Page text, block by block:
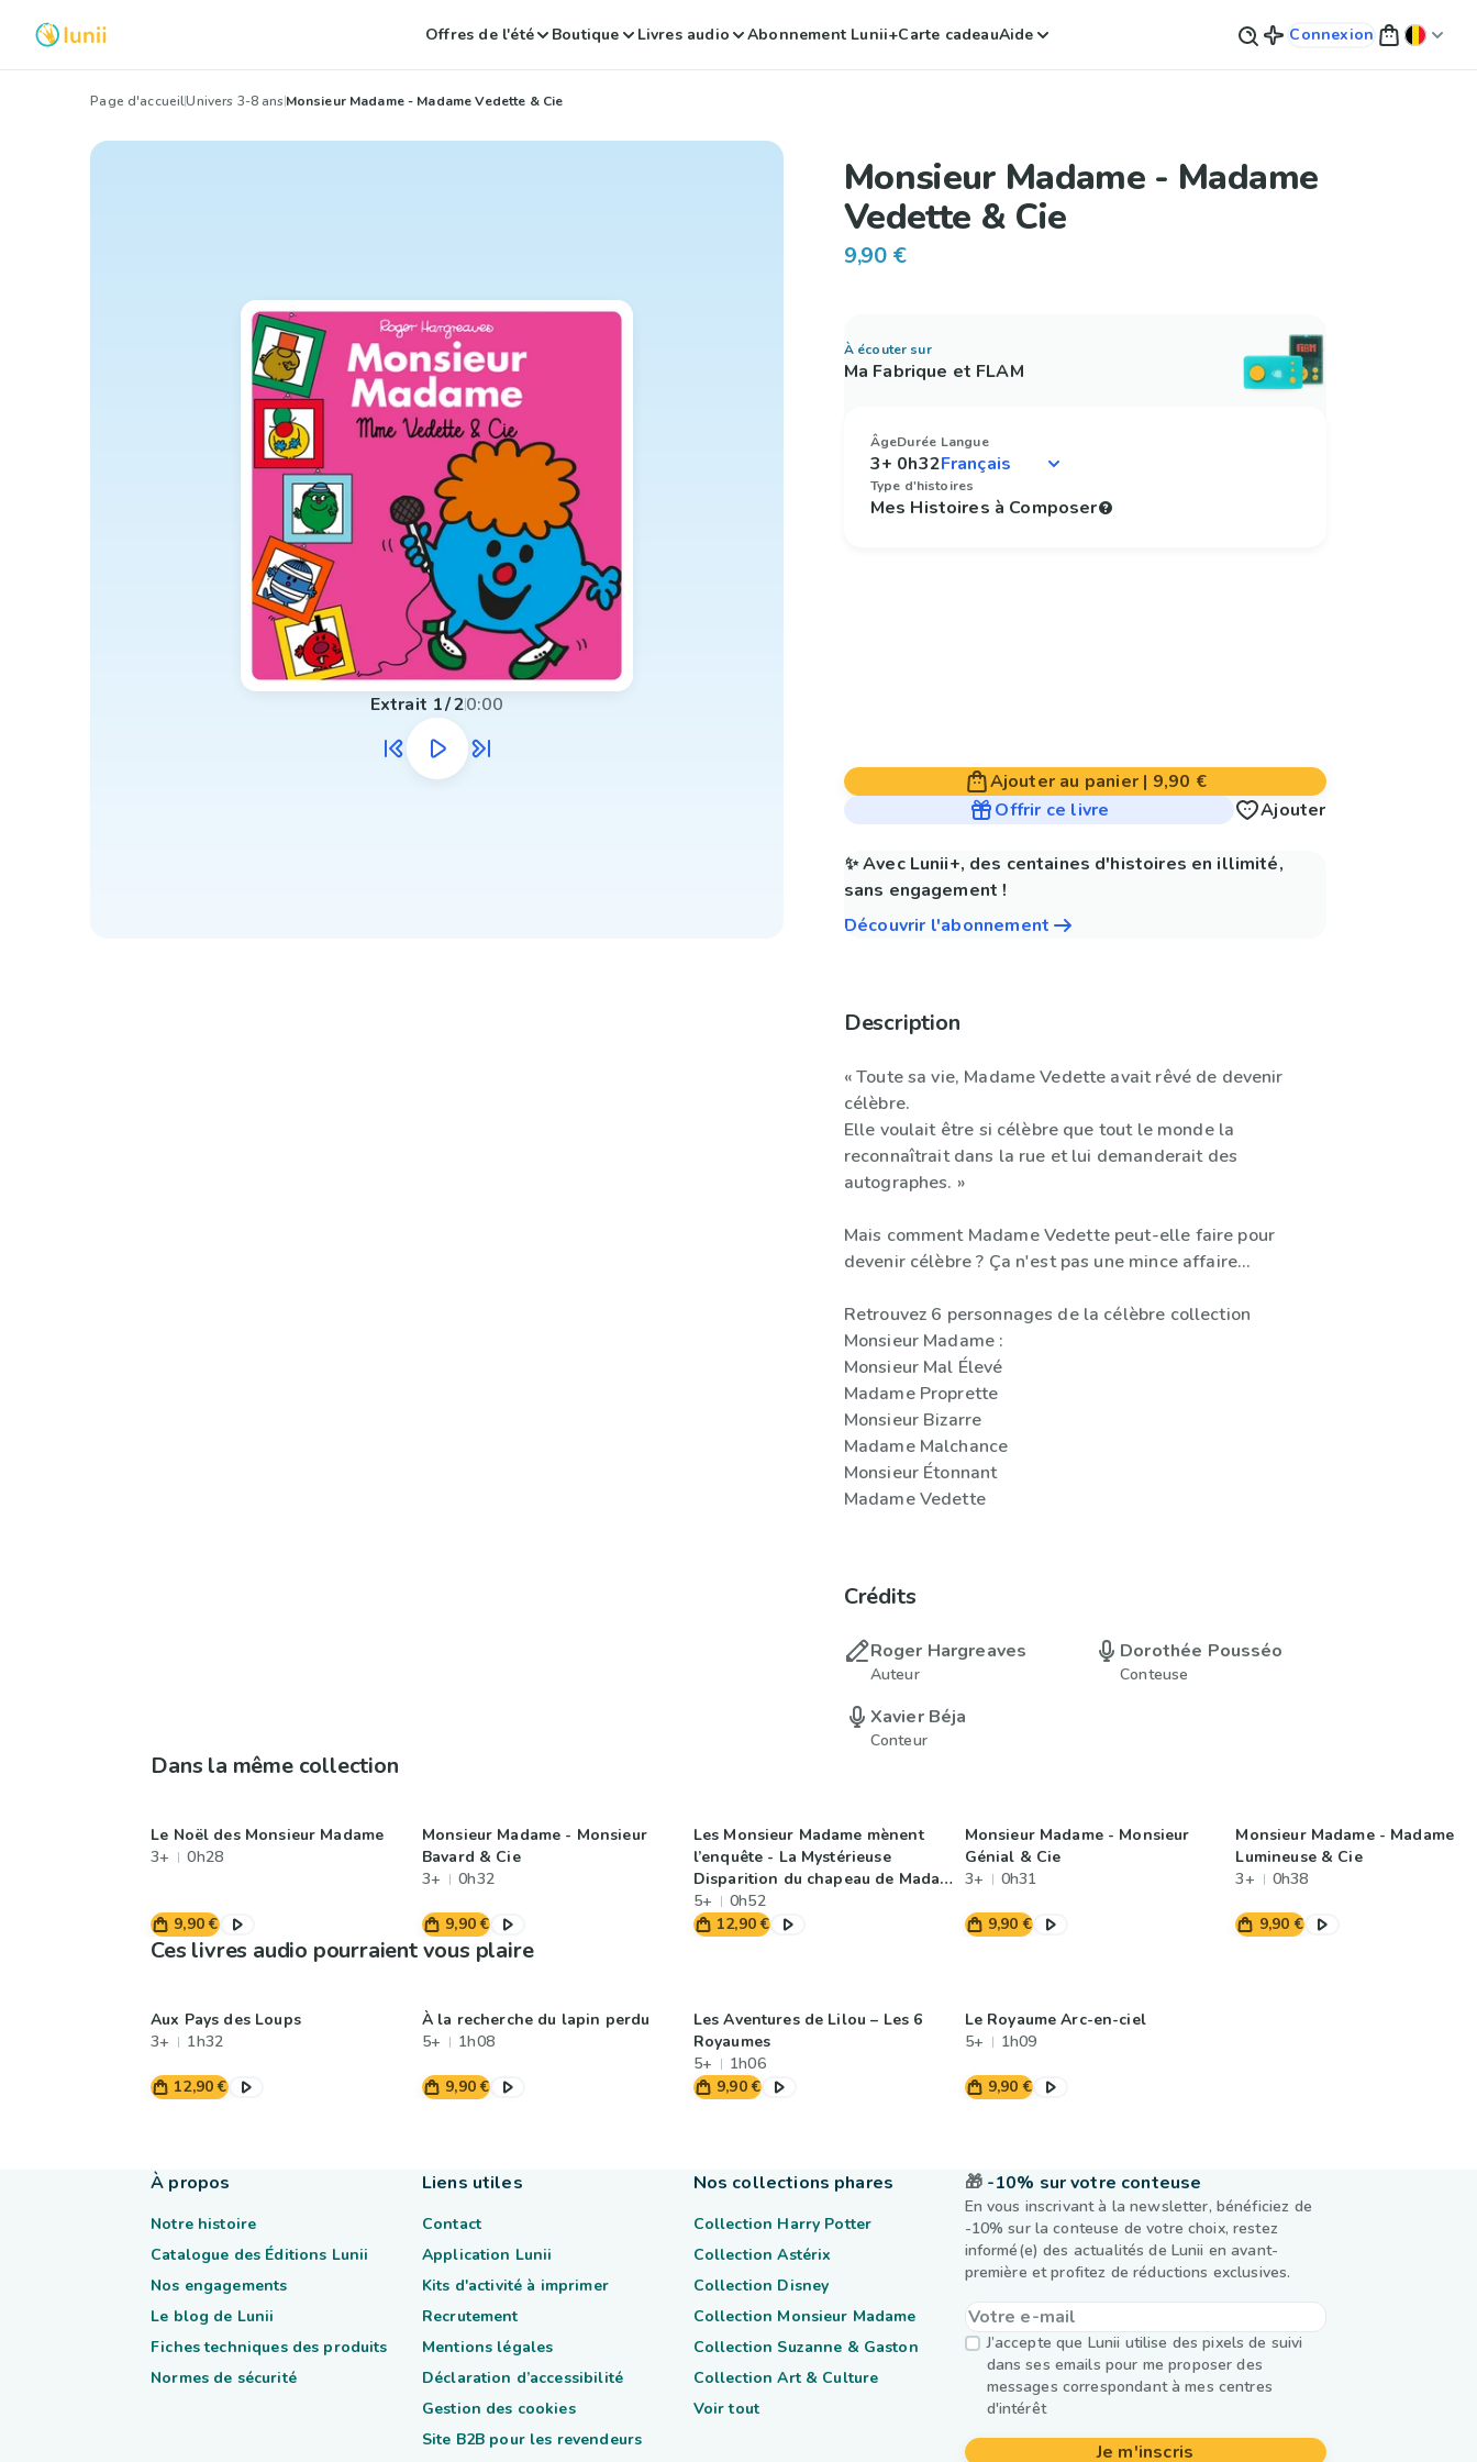
Offres de l'été Boutique Livres audio Abonnement Lunii+Carte cadeauAide Connexion
Page d'accueilUnivers 3-8 ansMonsieur Madame - Madame Vedette & Cie
Extrait 1/20:00
Monsieur Madame - Madame
Vedette & Cie
9,90 €
À écouter sur
Ma Fabrique et FLAM
Âge
3+
Durée
0h32
Langue
Type d'histoires
Mes Histoires à Composer
Ajouter au panier| 9,90 €
Offrir ce livre
Ajouter
✨ Avec Lunii+, des centaines d'histoires en illimité,
sans engagement !
Découvrir l'abonnement
Description
« Toute sa vie, Madame Vedette avait rêvé de devenir
célèbre.
Elle voulait être si célèbre que tout le monde la
reconnaîtrait dans la rue et lui demanderait des
autographes. »
Mais comment Madame Vedette peut-elle faire pour
devenir célèbre ? Ça n'est pas une mince affaire...
Retrouvez 6 personnages de la célèbre collection
Monsieur Madame :
Monsieur Mal Élevé
Madame Proprette
Monsieur Bizarre
Madame Malchance
Monsieur Étonnant
Madame Vedette
Crédits
Roger Hargreaves
Auteur
Dorothée Pousséo
Conteuse
Xavier Béja
Conteur
Dans la même collection
Le Noël des Monsieur Madame
3+
0h28
9,90 €
Monsieur Madame - Monsieur
Bavard & Cie
3+
0h32
9,90 €
Les Monsieur Madame mènent
l’enquête - La Mystérieuse
Disparition du chapeau de Madame
Beauté
5+
0h52
12,90 €
Monsieur Madame - Monsieur
Génial & Cie
3+
0h31
9,90 €
Monsieur Madame - Madame
Lumineuse & Cie
3+
0h38
9,90 €
Ces livres audio pourraient vous plaire
Aux Pays des Loups
3+
1h32
12,90 €
À la recherche du lapin perdu
5+
1h08
9,90 €
Les Aventures de Lilou – Les 6
Royaumes
5+
1h06
9,90 €
Le Royaume Arc-en-ciel
5+
1h09
9,90 €
🎁 -10% sur votre conteuse
En vous inscrivant à la newsletter, bénéficiez de
-10% sur la conteuse de votre choix, restez
informé(e) des actualités de Lunii en avant-
première et profitez de réductions exclusives.
J’accepte que Lunii utilise des pixels de suivi
dans ses emails pour me proposer des
messages correspondant à mes centres
d'intérêt
Je m'inscris
À propos
Notre histoire
Catalogue des Éditions Lunii
Nos engagements
Le blog de Lunii
Fiches techniques des produits
Normes de sécurité
Liens utiles
Contact
Application Lunii
Kits d'activité à imprimer
Recrutement
Mentions légales
Déclaration d’accessibilité
Gestion des cookies
Site B2B pour les revendeurs
Nos collections phares
Collection Harry Potter
Collection Astérix
Collection Disney
Collection Monsieur Madame
Collection Suzanne & Gaston
Collection Art & Culture
Voir tout